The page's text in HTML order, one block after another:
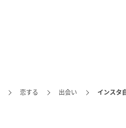
恋する 出会い インスタ